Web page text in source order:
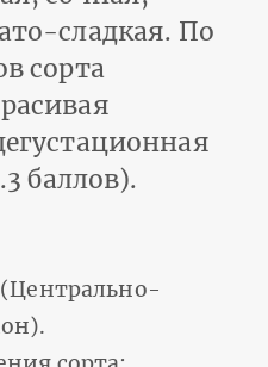
сладкая. По
сорта
баллов).